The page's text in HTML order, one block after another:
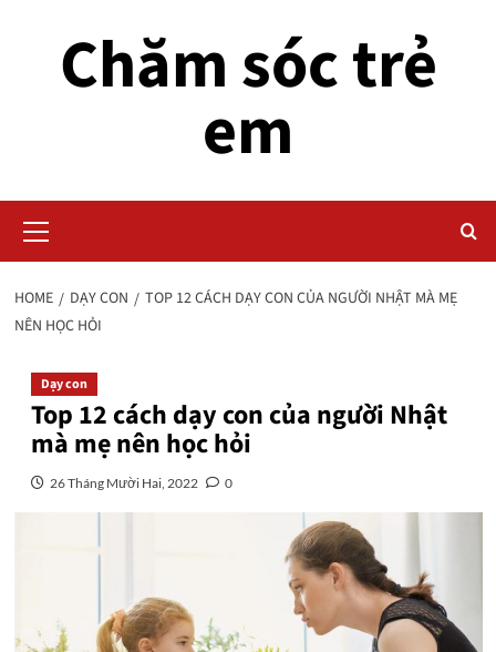
Chăm sóc trẻ
em
Menu
HOME DẠY CON
TOP 12 CÁCH DẠY CON CỦA NGƯỜI NHẬT MÀ MẸ
NÊN HỌC HỎI
Dạy con
Top 12 cách dạy con của người Nhật
mà mẹ nên học hỏi
26 Tháng Mười Hai, 2022 0